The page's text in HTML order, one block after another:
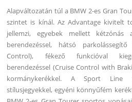
Alapváltozatán túl a BMW 2-es Gran
szintet is kínál. Az Advantage kivitelt
jellemzi, egyebek mellett kétzónás
berendezéssel, hátsó
Control), fékező funkcióval
berendezéssel (Cruise Control with
kormánykerékkel. A Sport Line
stílusjegyekkel, egyéni könnyűfém